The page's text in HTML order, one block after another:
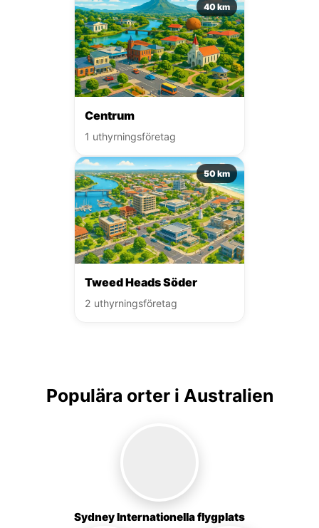
40 km
Centrum
1 uthyrningsföretag
50 km
Tweed Heads Söder
2 uthyrningsföretag
Populära orter i Australien
Sydney Internationella flygplats